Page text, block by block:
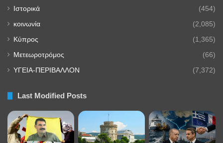
Ιστορικά (454)
κοινωνία (2,085)
Κύπρος (1,365)
Μετεωροτρόμος (66)
ΥΓΕΙΑ-ΠΕΡΙΒΑΛΛΟΝ (7,372)
Last Modified Posts